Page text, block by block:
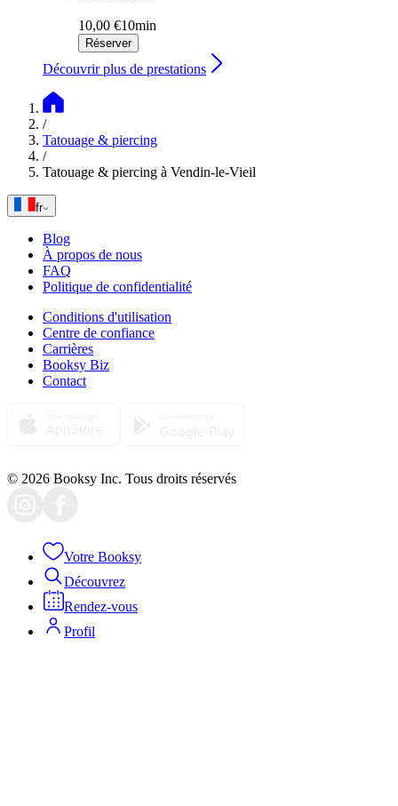
10,00 €10min
Réserver
Découvrir plus de prestations
/
Tatouage & piercing
/
Tatouage & piercing à Vendin-le-Vieil
fr
Blog
À propos de nous
FAQ
Politique de confidentialité
Conditions d'utilisation
Centre de confiance
Carrières
Booksy Biz
Contact
© 2026 Booksy Inc. Tous droits réservés
Votre Booksy
Découvrez
Rendez-vous
Profil